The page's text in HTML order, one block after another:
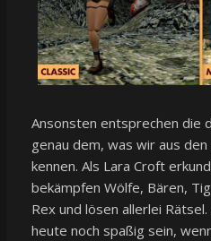
Ansonsten entsprechen die
genau dem, was wir aus
kennen. Als Lara Croft
bekämpfen Wölfe, Bären,
Rex und lösen allerlei
heute noch spaßig sein,